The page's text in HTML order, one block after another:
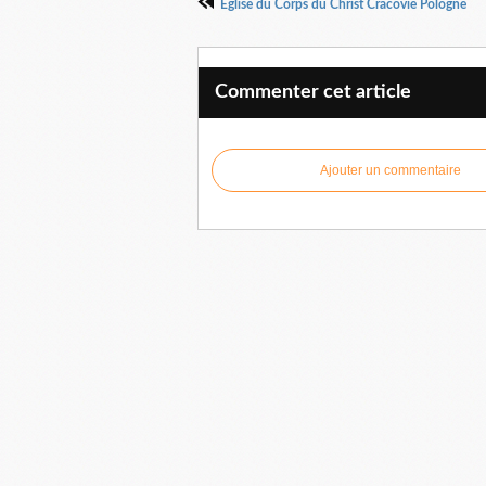
Eglise du Corps du Christ Cracovie Pologne
Commenter cet article
Ajouter un commentaire